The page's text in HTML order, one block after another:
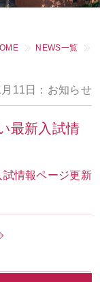
NEWS一覧
11日：お知らせ
最新入試情
試情報ページ更新